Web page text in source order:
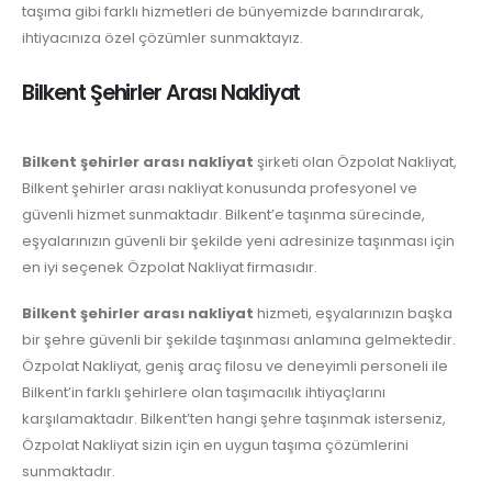
taşıma gibi farklı hizmetleri de bünyemizde barındırarak,
ihtiyacınıza özel çözümler sunmaktayız.
Bilkent Şehirler Arası Nakliyat
Bilkent şehirler arası nakliyat şirketi olan Özpolat Nakliyat,
Bilkent şehirler arası nakliyat konusunda profesyonel ve
güvenli hizmet sunmaktadır. Bilkent’e taşınma sürecinde,
eşyalarınızın güvenli bir şekilde yeni adresinize taşınması için
en iyi seçenek Özpolat Nakliyat firmasıdır.
Bilkent şehirler arası nakliyat hizmeti, eşyalarınızın başka
bir şehre güvenli bir şekilde taşınması anlamına gelmektedir.
Özpolat Nakliyat, geniş araç filosu ve deneyimli personeli ile
Bilkent’in farklı şehirlere olan taşımacılık ihtiyaçlarını
karşılamaktadır. Bilkent’ten hangi şehre taşınmak isterseniz,
Özpolat Nakliyat sizin için en uygun taşıma çözümlerini
sunmaktadır.